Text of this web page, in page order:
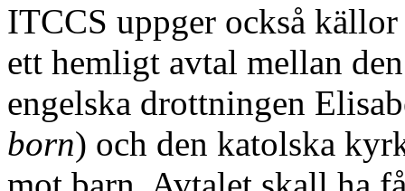
ITCCS uppger också
ett hemligt avtal mellan
engelska drottningen
born) och den katolska